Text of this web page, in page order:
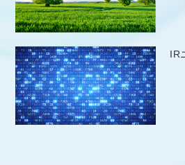
IR